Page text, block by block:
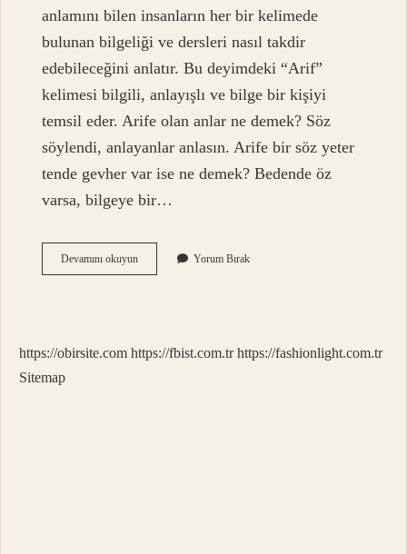
anlamını bilen insanların her bir kelimede
bulunan bilgeliği ve dersleri nasıl takdir
edebileceğini anlatır. Bu deyimdeki “Arif”
kelimesi bilgili, anlayışlı ve bilge bir kişiyi
temsil eder. Arife olan anlar ne demek? Söz
söylendi, anlayanlar anlasın. Arife bir söz yeter
tende gevher var ise ne demek? Bedende öz
varsa, bilgeye bir…
Devamını okuyunArif
Olana
Demek
Yorum Bırak
https://obirsite.com https://fbist.com.tr https://fashionlight.com.tr
Sitemap